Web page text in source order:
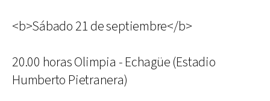
<b>Sábado 21 de septiembre</b>
20.00 horas Olimpia - Echagüe (Estadio
Humberto Pietranera)